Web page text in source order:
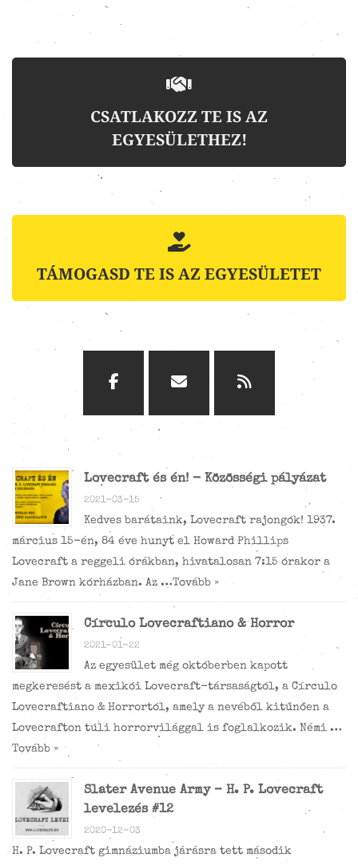
CSATLAKOZZ TE IS AZ
EGYESÜLETHEZ!
TÁMOGASD TE IS AZ EGYESÜLETET
Lovecraft és én! - Közösségi pályázat
2021-03-15
Kedves barátaink, Lovecraft rajongók! 1937.
március 15-én, 84 éve hunyt el Howard Phillips
Lovecraft a reggeli órákban, hivatalosan 7:15 órakor a
Jane Brown kórházban. Az …Tovább »
Círculo Lovecraftiano & Horror
2021-01-22
Az egyesület még októberben kapott
megkeresést a mexikói Lovecraft-társaságtól, a Círculo
Lovecraftiano & Horrortól, amely a nevéből kitűnően a
Lovecrafton túli horrorvilággal is foglalkozik. Némi …
Tovább »
Slater Avenue Army – H. P. Lovecraft
levelezés #12
2020-12-03
H. P. Lovecraft gimnáziumba járásra tett második